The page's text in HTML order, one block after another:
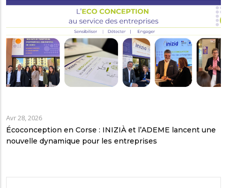
Avr 28, 2026
Écoconception en Corse : INIZIÀ et l’ADEME lancent une
nouvelle dynamique pour les entreprises